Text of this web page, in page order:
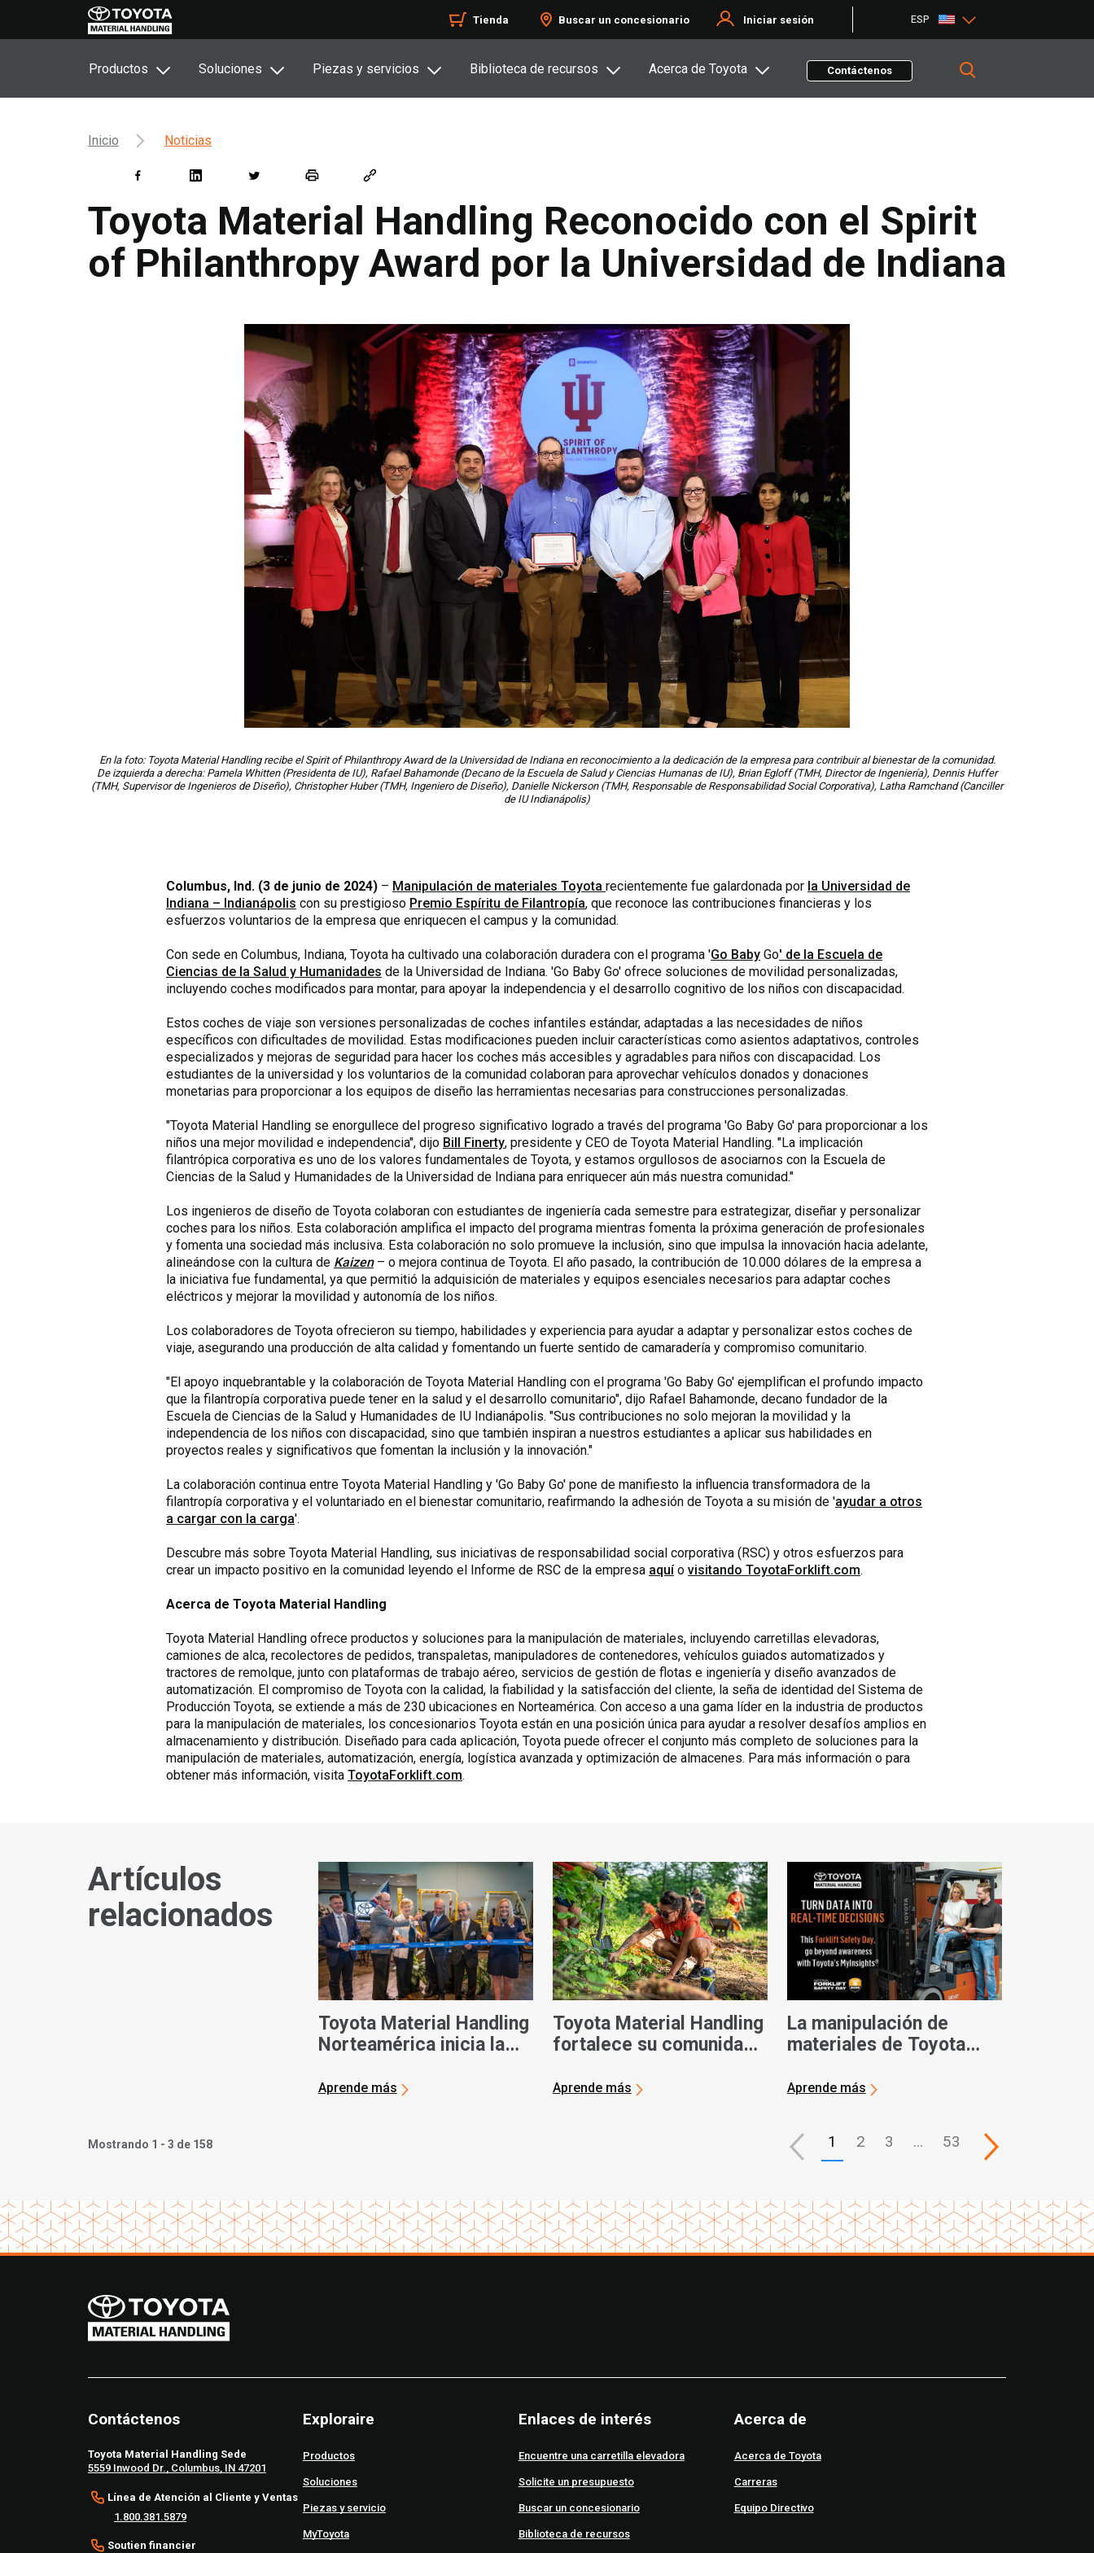
Tienda Buscar un concesionario Iniciar sesión ESP
Productos Soluciones Piezas y servicios Biblioteca de recursos Acerca de Toyota Contáctenos
Inicio Noticias
Toyota Material Handling Reconocido con el Spirit
of Philanthropy Award por la Universidad de Indiana
En la foto: Toyota Material Handling recibe el Spirit of Philanthropy Award de la Universidad de Indiana en reconocimiento a la dedicación de la empresa para contribuir al bienestar de la comunidad.
De izquierda a derecha: Pamela Whitten (Presidenta de IU), Rafael Bahamonde (Decano de la Escuela de Salud y Ciencias Humanas de IU), Brian Egloff (TMH, Director de Ingeniería), Dennis Huffer
(TMH, Supervisor de Ingenieros de Diseño), Christopher Huber (TMH, Ingeniero de Diseño), Danielle Nickerson (TMH, Responsable de Responsabilidad Social Corporativa), Latha Ramchand (Canciller
de IU Indianápolis)
Columbus, Ind. (3 de junio de 2024) – Manipulación de materiales Toyota recientemente fue galardonada por la Universidad de
Indiana – Indianápolis con su prestigioso Premio Espíritu de Filantropía, que reconoce las contribuciones financieras y los
esfuerzos voluntarios de la empresa que enriquecen el campus y la comunidad.
Con sede en Columbus, Indiana, Toyota ha cultivado una colaboración duradera con el programa 'Go Baby Go' de la Escuela de
Ciencias de la Salud y Humanidades de la Universidad de Indiana. 'Go Baby Go' ofrece soluciones de movilidad personalizadas,
incluyendo coches modificados para montar, para apoyar la independencia y el desarrollo cognitivo de los niños con discapacidad.
Estos coches de viaje son versiones personalizadas de coches infantiles estándar, adaptadas a las necesidades de niños
específicos con dificultades de movilidad. Estas modificaciones pueden incluir características como asientos adaptativos, controles
especializados y mejoras de seguridad para hacer los coches más accesibles y agradables para niños con discapacidad. Los
estudiantes de la universidad y los voluntarios de la comunidad colaboran para aprovechar vehículos donados y donaciones
monetarias para proporcionar a los equipos de diseño las herramientas necesarias para construcciones personalizadas.
"Toyota Material Handling se enorgullece del progreso significativo logrado a través del programa 'Go Baby Go' para proporcionar a los
niños una mejor movilidad e independencia", dijo Bill Finerty, presidente y CEO de Toyota Material Handling. "La implicación
filantrópica corporativa es uno de los valores fundamentales de Toyota, y estamos orgullosos de asociarnos con la Escuela de
Ciencias de la Salud y Humanidades de la Universidad de Indiana para enriquecer aún más nuestra comunidad."
Los ingenieros de diseño de Toyota colaboran con estudiantes de ingeniería cada semestre para estrategizar, diseñar y personalizar
coches para los niños. Esta colaboración amplifica el impacto del programa mientras fomenta la próxima generación de profesionales
y fomenta una sociedad más inclusiva. Esta colaboración no solo promueve la inclusión, sino que impulsa la innovación hacia adelante,
alineándose con la cultura de Kaizen– o mejora continua de Toyota. El año pasado, la contribución de 10.000 dólares de la empresa a
la iniciativa fue fundamental, ya que permitió la adquisición de materiales y equipos esenciales necesarios para adaptar coches
eléctricos y mejorar la movilidad y autonomía de los niños.
Los colaboradores de Toyota ofrecieron su tiempo, habilidades y experiencia para ayudar a adaptar y personalizar estos coches de
viaje, asegurando una producción de alta calidad y fomentando un fuerte sentido de camaradería y compromiso comunitario.
"El apoyo inquebrantable y la colaboración de Toyota Material Handling con el programa 'Go Baby Go' ejemplifican el profundo impacto
que la filantropía corporativa puede tener en la salud y el desarrollo comunitario", dijo Rafael Bahamonde, decano fundador de la
Escuela de Ciencias de la Salud y Humanidades de IU Indianápolis. "Sus contribuciones no solo mejoran la movilidad y la
independencia de los niños con discapacidad, sino que también inspiran a nuestros estudiantes a aplicar sus habilidades en
proyectos reales y significativos que fomentan la inclusión y la innovación."
La colaboración continua entre Toyota Material Handling y 'Go Baby Go' pone de manifiesto la influencia transformadora de la
filantropía corporativa y el voluntariado en el bienestar comunitario, reafirmando la adhesión de Toyota a su misión de 'ayudar a otros
a cargar con la carga'.
Descubre más sobre Toyota Material Handling, sus iniciativas de responsabilidad social corporativa (RSC) y otros esfuerzos para
crear un impacto positivo en la comunidad leyendo el Informe de RSC de la empresa aquío visitando ToyotaForklift.com.
Acerca de Toyota Material Handling
Toyota Material Handling ofrece productos y soluciones para la manipulación de materiales, incluyendo carretillas elevadoras,
camiones de alca, recolectores de pedidos, transpaletas, manipuladores de contenedores, vehículos guiados automatizados y
tractores de remolque, junto con plataformas de trabajo aéreo, servicios de gestión de flotas e ingeniería y diseño avanzados de
automatización. El compromiso de Toyota con la calidad, la fiabilidad y la satisfacción del cliente, la seña de identidad del Sistema de
Producción Toyota, se extiende a más de 230 ubicaciones en Norteamérica. Con acceso a una gama líder en la industria de productos
para la manipulación de materiales, los concesionarios Toyota están en una posición única para ayudar a resolver desafíos amplios en
almacenamiento y distribución. Diseñado para cada aplicación, Toyota puede ofrecer el conjunto más completo de soluciones para la
manipulación de materiales, automatización, energía, logística avanzada y optimización de almacenes. Para más información o para
obtener más información, visita ToyotaForklift.com.
Artículos
relacionados
Toyota Material Handling
Norteamérica inicia la
elevadoras de nueva
Aprende más
Toyota Material Handling
fortalece su comunidad
Servicio Anual
Aprende más
La manipulación de
materiales de Toyota
Telematics en el Día
de las Carretillas
Elevadoras
Aprende más
Mostrando 1 - 3 de 158 1 2 3 … 53
Contáctenos
Toyota Material Handling Sede
5559 Inwood Dr., Columbus, IN 47201
Línea de Atención al Cliente y Ventas
1.800.381.5879
Soutien financier
Exploraire
Productos
Soluciones
Piezas y servicio
MyToyota
Enlaces de interés
Encuentre una carretilla elevadora
Solicite un presupuesto
Buscar un concesionario
Biblioteca de recursos
Acerca de
Acerca de Toyota
Carreras
Equipo Directivo